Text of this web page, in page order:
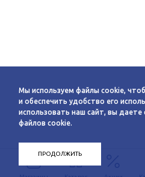
Мы используем файлы cookie,
и обеспечить удобство его
использовать наш сайт, вы даете
файлов cookie.
ПРОДОЛЖИТЬ